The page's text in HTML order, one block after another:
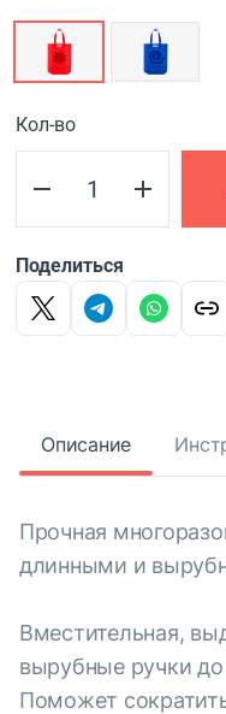
Кол-во
Поделиться
Описание
Прочная
длинными и
Вместительная,
вырубные ручки до
Поможет